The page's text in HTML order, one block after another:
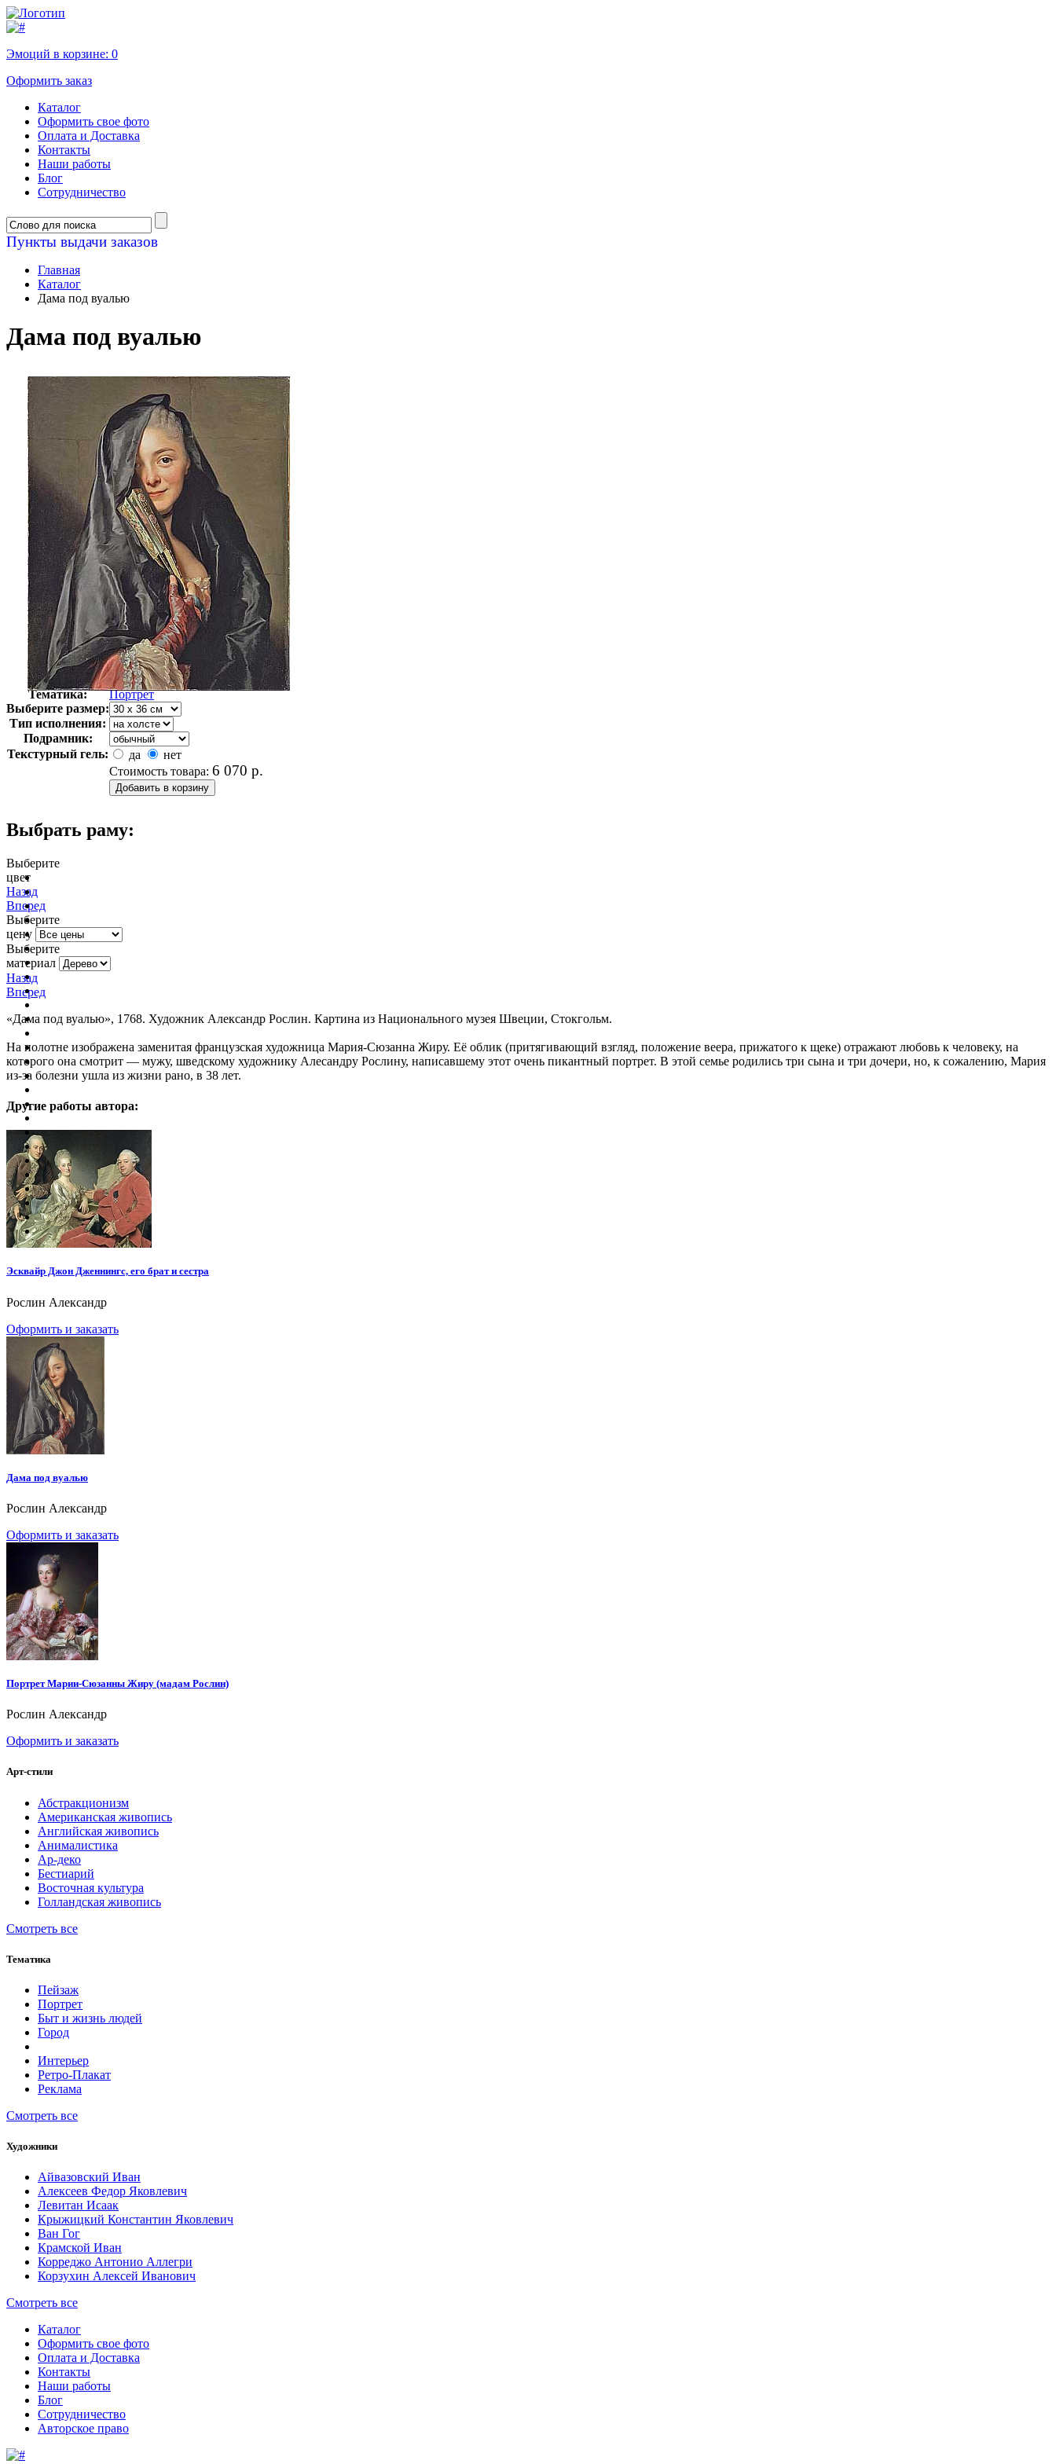
Эмоций в корзине: 0
Оформить заказ
Каталог
Оформить свое фото
Оплата и Доставка
Контакты
Наши работы
Блог
Сотрудничество
Пункты выдачи заказов
Главная
Каталог
Дама под вуалью
Дама под вуалью
Автор:
Рослин Александр
Арт-стиль
Русская живопись XIX века
Тематика:
Портрет
Выберите размер:
Тип исполнения:
Подрамник:
Текстурный гель:
да
нет
Стоимость товара: 6 070 р.
Выбрать раму:
Выберите
цвет
Назад
Вперед
Выберите
цену
Выберите
материал
Назад
Вперед
«Дама под вуалью», 1768. Художник Александр Рослин. Картина из Национального музея Швеции, Стокгольм.
На полотне изображена заменитая французская художница Мария-Сюзанна Жиру. Её облик (притягивающий взгляд, положение веера, прижатого к щеке) отражают любовь к человеку, на
которого она смотрит — мужу, шведскому художнику Алесандру Рослину, написавшему этот очень пикантный портрет. В этой семье родились три сына и три дочери, но, к сожалению, Мария
из-за болезни ушла из жизни рано, в 38 лет.
Другие работы автора:
Эсквайр Джон Дженнингс, его брат и сестра
Рослин Александр
Оформить и заказать
Дама под вуалью
Рослин Александр
Оформить и заказать
Портрет Марии-Сюзанны Жиру (мадам Рослин)
Рослин Александр
Оформить и заказать
Арт-стили
Абстракционизм
Американская живопись
Английская живопись
Анималистика
Ар-деко
Бестиарий
Восточная культура
Голландская живопись
Смотреть все
Тематика
Пейзаж
Портрет
Быт и жизнь людей
Город
Интерьер
Ретро-Плакат
Реклама
Смотреть все
Художники
Айвазовский Иван
Алексеев Федор Яковлевич
Левитан Исаак
Крыжицкий Константин Яковлевич
Ван Гог
Крамской Иван
Корреджо Антонио Аллегри
Корзухин Алексей Иванович
Смотреть все
Каталог
Оформить свое фото
Оплата и Доставка
Контакты
Наши работы
Блог
Сотрудничество
Авторское право